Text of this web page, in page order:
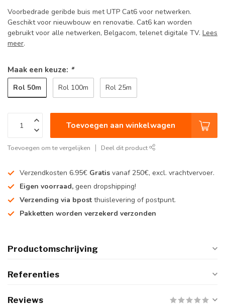
Voorbedrade geribde buis met UTP Cat6 voor netwerken.
Geschikt voor nieuwbouw en renovatie. Cat6 kan worden
gebruikt voor alle netwerken, Belgacom, telenet digitale TV. Lees
meer.
Maak een keuze: *
Rol 50m Rol 100m Rol 25m
Toevoegen aan winkelwagen
Toevoegen om te vergelijken Deel dit product
Verzendkosten 6.95€ Gratis vanaf 250€, excl. vrachtvervoer.
Eigen voorraad, geen dropshipping!
Verzending via bpost thuislevering of postpunt.
Pakketten worden verzekerd verzonden
Productomschrijving
Referenties
Reviews